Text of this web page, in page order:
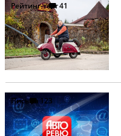
Рейтинг-тест41
Письма123